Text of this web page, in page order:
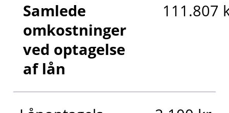
Samlede
omkostninger
ved optagelse
af lån
111.807